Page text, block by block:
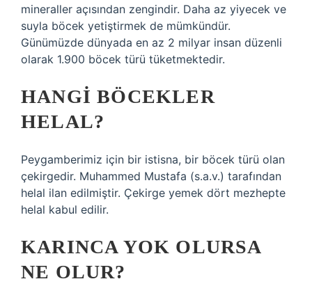
mineraller açısından zengindir. Daha az yiyecek ve
suyla böcek yetiştirmek de mümkündür.
Günümüzde dünyada en az 2 milyar insan düzenli
olarak 1.900 böcek türü tüketmektedir.
HANGI BÖCEKLER
HELAL?
Peygamberimiz için bir istisna, bir böcek türü olan
çekirgedir. Muhammed Mustafa (s.a.v.) tarafından
helal ilan edilmiştir. Çekirge yemek dört mezhepte
helal kabul edilir.
KARINCA YOK OLURSA
NE OLUR?